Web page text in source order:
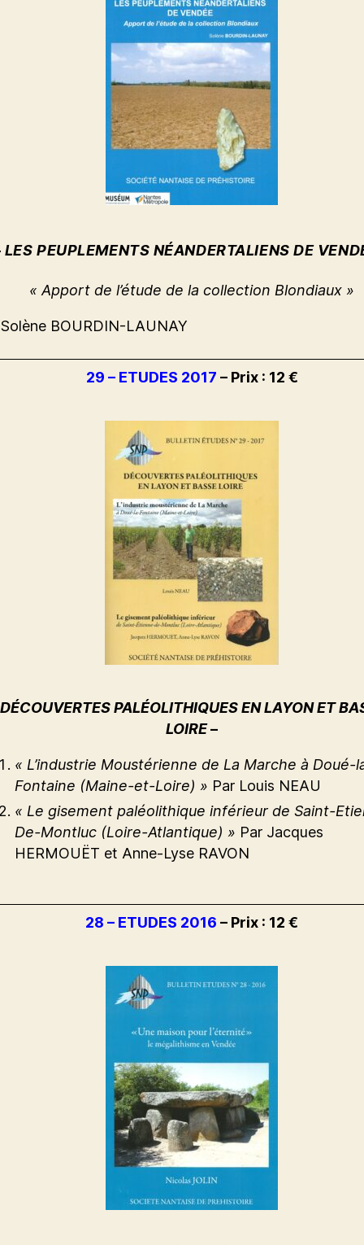
LES PEUPLEMENTS NÉANDERTALIENS DE
« Apport de l’étude de la collection Blondiaux »
BOURDIN-LAUNAY
29 – ETUDES 2017 – Prix : 12 €
PALÉOLITHIQUES EN LAYON ET
LOIRE–
« L’industrie Moustérienne de La Marche à Doué-
Fontaine (Maine-et-Loire) » Par Louis NEAU
« Le gisement paléolithique inférieur de Saint-
De-Montluc (Loire-Atlantique) » Par Jacques
HERMOUËT et Anne-Lyse RAVON
28 – ETUDES 2016 – Prix : 12 €